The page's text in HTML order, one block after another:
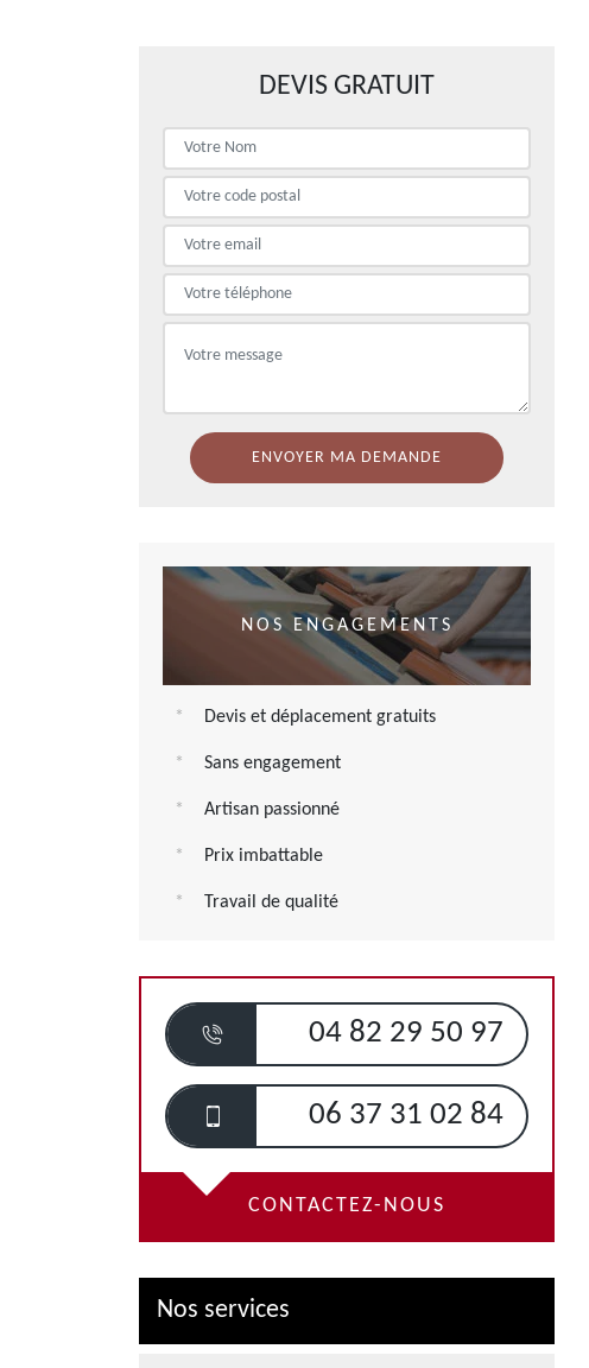
DEVIS GRATUIT
NOS ENGAGEMENTS
Devis et déplacement gratuits
Sans engagement
Artisan passionné
Prix imbattable
Travail de qualité
04 82 29 50 97
06 37 31 02 84
CONTACTEZ-NOUS
Nos services